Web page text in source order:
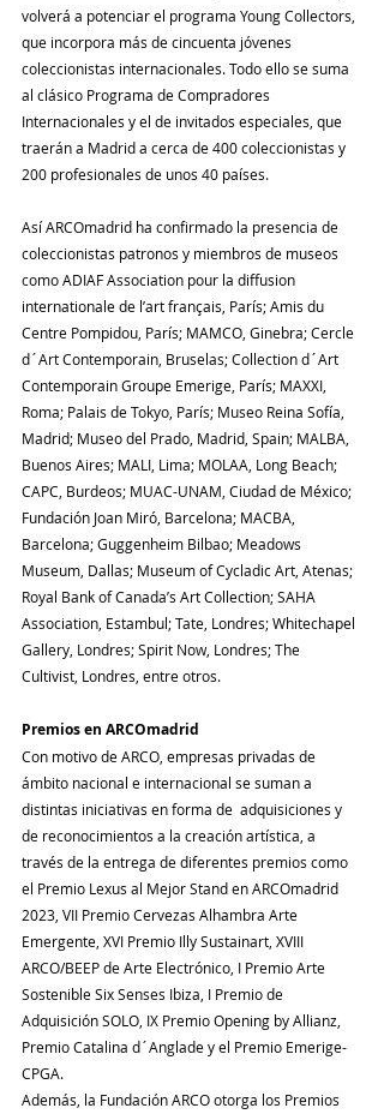
volverá a potenciar el programa Young Collectors,
que incorpora más de cincuenta jóvenes
coleccionistas internacionales. Todo ello se suma
al clásico Programa de Compradores
Internacionales y el de invitados especiales, que
traerán a Madrid a cerca de 400 coleccionistas y
200 profesionales de unos 40 países.
Así ARCOmadrid ha confirmado la presencia de
coleccionistas patronos y miembros de museos
como ADIAF Association pour la diffusion
internationale de l’art français, París; Amis du
Centre Pompidou, París; MAMCO, Ginebra; Cercle
d´Art Contemporain, Bruselas; Collection d´Art
Contemporain Groupe Emerige, París; MAXXI,
Roma; Palais de Tokyo, París; Museo Reina Sofía,
Madrid; Museo del Prado, Madrid, Spain; MALBA,
Buenos Aires; MALI, Lima; MOLAA, Long Beach;
CAPC, Burdeos; MUAC-UNAM, Ciudad de México;
Fundación Joan Miró, Barcelona; MACBA,
Barcelona; Guggenheim Bilbao; Meadows
Museum, Dallas; Museum of Cycladic Art, Atenas;
Royal Bank of Canada’s Art Collection; SAHA
Association, Estambul; Tate, Londres; Whitechapel
Gallery, Londres; Spirit Now, Londres; The
Cultivist, Londres, entre otros.
Premios en ARCOmadrid
Con motivo de ARCO, empresas privadas de
ámbito nacional e internacional se suman a
distintas iniciativas en forma de  adquisiciones y
de reconocimientos a la creación artística, a
través de la entrega de diferentes premios como
el Premio Lexus al Mejor Stand en ARCOmadrid
2023, VII Premio Cervezas Alhambra Arte
Emergente, XVI Premio Illy Sustainart, XVIII
ARCO/BEEP de Arte Electrónico, I Premio Arte
Sostenible Six Senses Ibiza, I Premio de
Adquisición SOLO, IX Premio Opening by Allianz,
Premio Catalina d´Anglade y el Premio Emerige-
CPGA.
Además, la Fundación ARCO otorga los Premios